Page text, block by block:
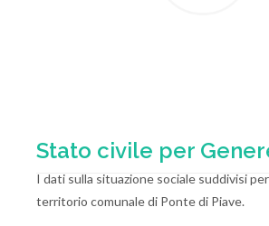
Stato civile per
I dati sulla situazione sociale suddivisi
territorio comunale di Ponte di Piave.